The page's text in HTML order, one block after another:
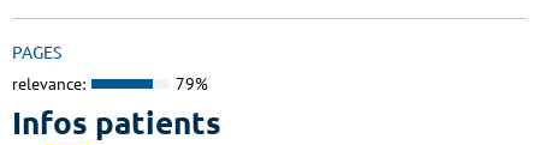
PAGES
relevance: 79%
Infos patients